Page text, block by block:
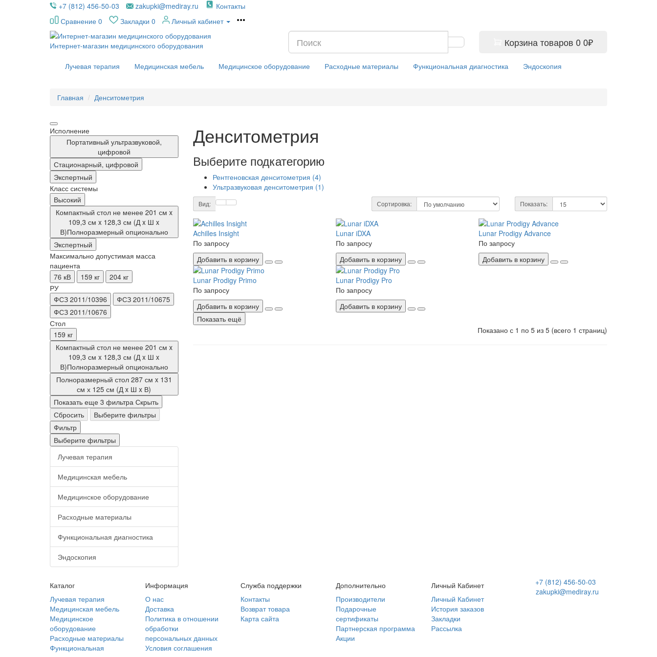
+7 (812) 456-50-03 zakupki@mediray.ru
Контакты
Сравнение 0 Закладки 0 Личный кабинет
Интернет-магазин медицинского оборудования Корзина товаров 0 0₽
Лучевая терапия Медицинская мебель Медицинское оборудование Расходные материалы Функциональная диагностика Эндоскопия
Главная Денситометрия
Исполнение
Портативный ультразвуковой,
цифровой
Стационарный, цифровой
Экспертный
Класс системы
Высокий
Компактный стол не менее 201 см x
109,3 см x 128,3 см (Д x Ш x
В)Полноразмерный опционально
Экспертный
Максимально допустимая масса
пациента
76 кВ
159 кг
204 кг
РУ
ФСЗ 2011/10396
ФСЗ 2011/10675
ФСЗ 2011/10676
Стол
159 кг
Компактный стол не менее 201 см x
109,3 см x 128,3 см (Д x Ш x
В)Полноразмерный опционально
Полноразмерный стол 287 см x 131
см х 125 см (Д x Ш x В)
Показать еще 3 фильтра Скрыть
Сбросить
Выберите фильтры
Фильтр
Выберите фильтры
Лучевая терапия
Медицинская мебель
Медицинское оборудование
Расходные материалы
Функциональная диагностика
Эндоскопия
Денситометрия
Выберите подкатегорию
Рентгеновская денситометрия (4)
Ультразвуковая денситометрия (1)
Вид: Сортировка: Показать:
Achilles Insight
По запросу
Добавить в корзину
Lunar iDXA
По запросу
Добавить в корзину
Lunar Prodigy Advance
По запросу
Добавить в корзину
Lunar Prodigy Primo
По запросу
Добавить в корзину
Lunar Prodigy Pro
По запросу
Добавить в корзину
Показать ещё
Показано с 1 по 5 из 5 (всего 1 страниц)
Каталог
Лучевая терапия
Медицинская мебель
Медицинское
оборудование
Расходные материалы
Функциональная
Информация
О нас
Доставка
Политика в отношении
обработки
персональных данных
Условия соглашения
Служба поддержки
Контакты
Возврат товара
Карта сайта
Дополнительно
Производители
Подарочные
сертификаты
Партнерская программа
Акции
Личный Кабинет
Личный Кабинет
История заказов
Закладки
Рассылка
+7 (812) 456-50-03
zakupki@mediray.ru